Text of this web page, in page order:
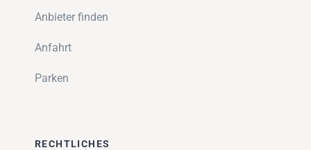
Anbieter finden
Anfahrt
Parken
RECHTLICHES